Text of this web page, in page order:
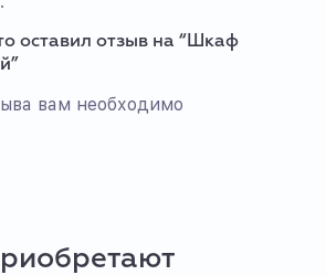
оставил отзыв на “Шкаф
вам необходимо